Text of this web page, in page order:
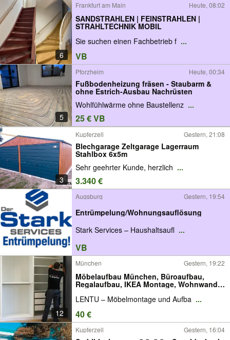
6
Frankfurt am Main Heute, 08:02
SANDSTRAHLEN | FEINSTRAHLEN |
STRAHLTECHNIK MOBIL
Sie suchen einen Fachbetrieb f ...
VB
5
Pforzheim Heute, 00:34
Fußbodenheizung fräsen - Staubarm &
ohne Estrich-Ausbau Nachrüsten
Wohlfühlwärme ohne Baustellenz ...
25 € VB
3
Kupferzell Gestern, 21:08
Blechgarage Zeltgarage Lagerraum
Stahlbox 6x5m
Sehr geehrter Kunde, herzlich ...
3.340 €
Augsburg Gestern, 19:54
Entrümpelung/Wohnungsauflösung
Stark Services – Haushaltsaufl ...
VB
12
München Gestern, 19:22
Möbelaufbau München, Büroaufbau,
Regalaufbau, IKEA Montage, Wohnwand
aufbauen
LENTU – Möbelmontage und Aufba ...
40 €
Kupferzell Gestern, 16:04